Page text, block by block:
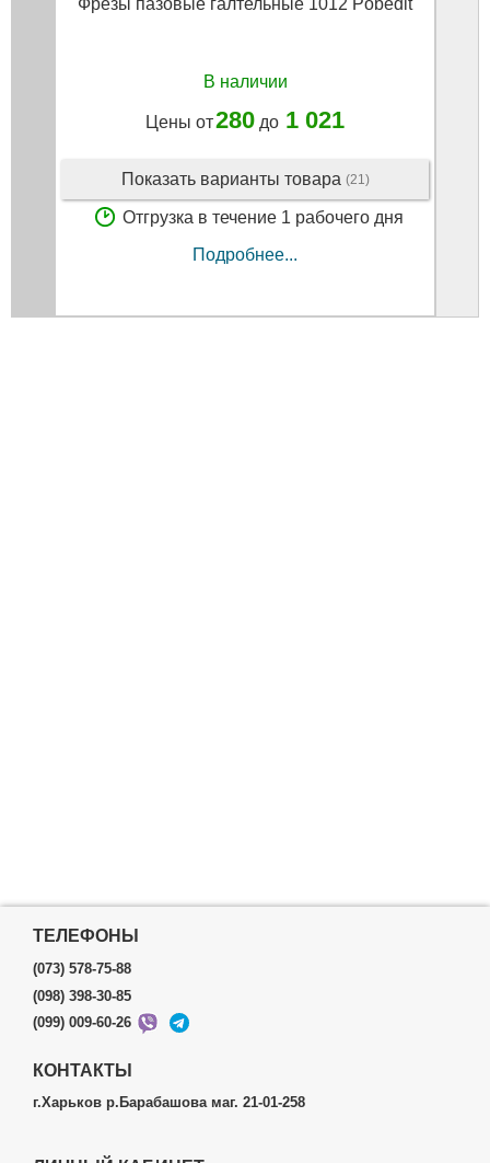
Фрезы пазовые галтельные 1012 Pobedit
В наличии
Цены от280 до 1 021
Показать варианты товара (21)
Отгрузка в течение 1 рабочего дня
Подробнее...
ТЕЛЕФОНЫ
(073) 578-75-88
(098) 398-30-85
(099) 009-60-26
КОНТАКТЫ
г.Харьков р.Барабашова маг. 21-01-258